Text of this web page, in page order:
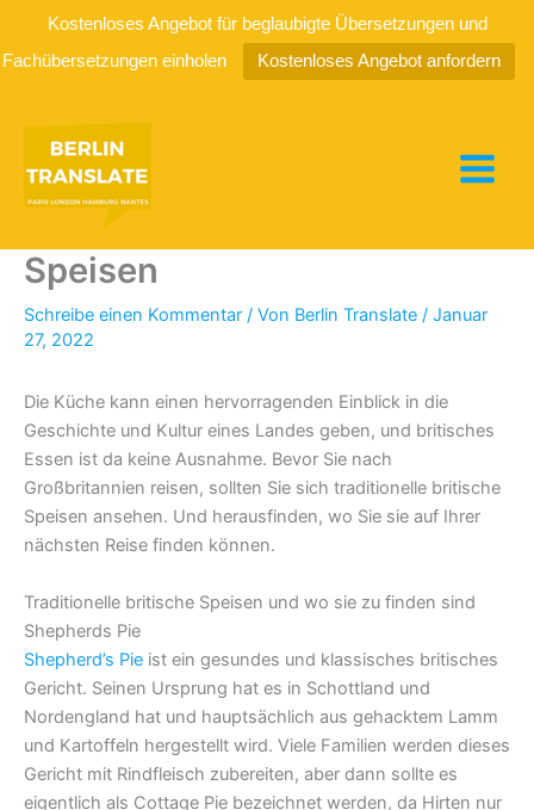
Kostenloses Angebot für beglaubigte Übersetzungen und
Fachübersetzungen einholen
Kostenloses Angebot anfordern
springen
Speisen
Schreibe einen Kommentar / Von Berlin Translate / Januar
27, 2022
Die Küche kann einen hervorragenden Einblick in die
Geschichte und Kultur eines Landes geben, und britisches
Essen ist da keine Ausnahme. Bevor Sie nach
Großbritannien reisen, sollten Sie sich traditionelle britische
Speisen ansehen. Und herausfinden, wo Sie sie auf Ihrer
nächsten Reise finden können.
Traditionelle britische Speisen und wo sie zu finden sind
Shepherds Pie
Shepherd’s Pie ist ein gesundes und klassisches britisches
Gericht. Seinen Ursprung hat es in Schottland und
Nordengland hat und hauptsächlich aus gehacktem Lamm
und Kartoffeln hergestellt wird. Viele Familien werden dieses
Gericht mit Rindfleisch zubereiten, aber dann sollte es
eigentlich als Cottage Pie bezeichnet werden, da Hirten nur